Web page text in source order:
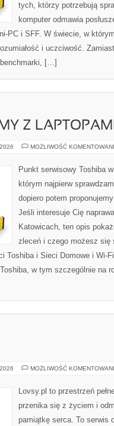
tych, którzy potrzebują
komputer odmawia
PC i SFF. W świecie, w
i uczciwość.
[…]
Z
MOŻLIWOŚĆ
Punkt serwisowy Toshiba
którym najpierw
dopiero potem
Jeśli interesuje Cię
Katowicach, ten opis
zleceń i czego możesz się
Toshiba i Sieci Domowe i Wi-
w tym szczególnie na
MOŻLIWOŚĆ
Lovsy.pl to przestrzeń
przenika się z życiem i
pamiątkę serca. To serwis